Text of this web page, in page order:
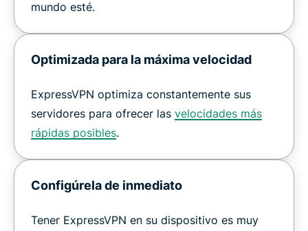
mundo esté.
Optimizada para la máxima velocidad
ExpressVPN optimiza constantemente sus
servidores para ofrecer las velocidades más
rápidas posibles.
Configúrela de inmediato
Tener ExpressVPN en su dispositivo es muy